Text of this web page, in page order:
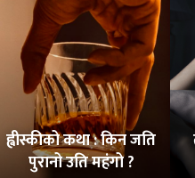
ह्वीस्कीको कथा : किन जति
पुरानो उति महंगो ?